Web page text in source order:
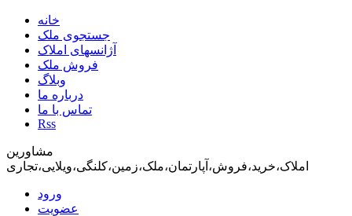
خانه
جستجوی ملک
آژانسهای املاک
فروش ملک
وبلاگ
درباره ما
تماس با ما
Rss
مشاورین
املاک،خرید،فروش،آپارتمان،ملک،زمین،کلنگی،ویلایی،تجاری
ورود
عضویت